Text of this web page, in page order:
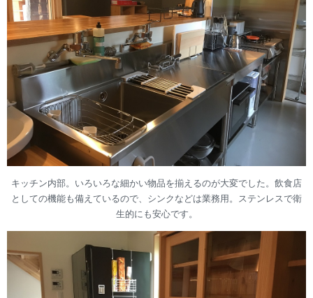
キッチン内部。いろいろな細かい物品を揃えるのが大変でした。飲食店
としての機能も備えているので、シンクなどは業務用。ステンレスで衛
生的にも安心です。